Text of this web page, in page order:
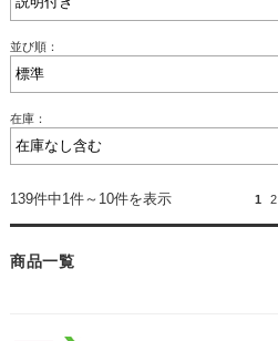
並び順：
在庫：
139件中1件～10件を表示 1 2
商品一覧